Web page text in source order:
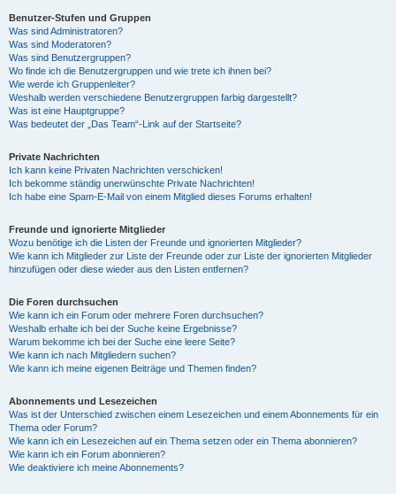
V
d
e
o
Benutzer-Stufen und Gruppen
Was sind Administratoren?
Was sind Moderatoren?
Was sind Benutzergruppen?
Wo finde ich die Benutzergruppen und wie trete ich ihnen bei?
Wie werde ich Gruppenleiter?
Weshalb werden verschiedene Benutzergruppen farbig dargestellt?
Was ist eine Hauptgruppe?
Was bedeutet der „Das Team“-Link auf der Startseite?
Private Nachrichten
Ich kann keine Privaten Nachrichten verschicken!
Ich bekomme ständig unerwünschte Private Nachrichten!
Ich habe eine Spam-E-Mail von einem Mitglied dieses Forums erhalten!
Freunde und ignorierte Mitglieder
Wozu benötige ich die Listen der Freunde und ignorierten Mitglieder?
Wie kann ich Mitglieder zur Liste der Freunde oder zur Liste der ignorierten Mitglieder
hinzufügen oder diese wieder aus den Listen entfernen?
Die Foren durchsuchen
Wie kann ich ein Forum oder mehrere Foren durchsuchen?
Weshalb erhalte ich bei der Suche keine Ergebnisse?
Warum bekomme ich bei der Suche eine leere Seite?
Wie kann ich nach Mitgliedern suchen?
Wie kann ich meine eigenen Beiträge und Themen finden?
Abonnements und Lesezeichen
Was ist der Unterschied zwischen einem Lesezeichen und einem Abonnements für ein
Thema oder Forum?
Wie kann ich ein Lesezeichen auf ein Thema setzen oder ein Thema abonnieren?
Wie kann ich ein Forum abonnieren?
Wie deaktiviere ich meine Abonnements?